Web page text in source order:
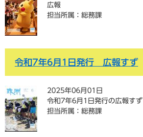
広報
担当所属：総務課
令和7年6月1日発行 広報すず
2025年06月01日
令和7年6月1日発行の広報すず
担当所属：総務課